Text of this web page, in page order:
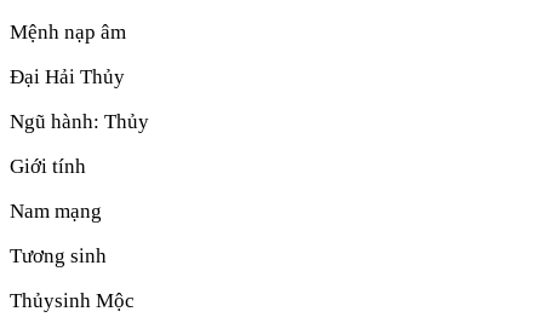
Mệnh nạp âm
Đại Hải Thủy
Ngũ hành: Thủy
Giới tính
Nam mạng
Tương sinh
Thủysinh Mộc